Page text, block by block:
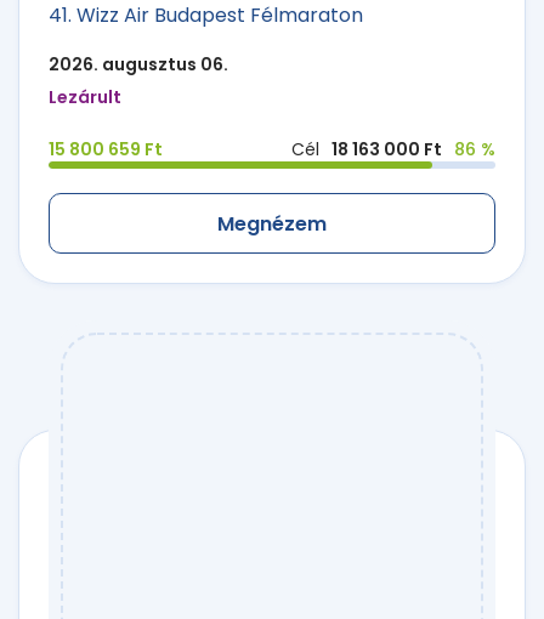
41. Wizz Air Budapest Félmaraton
2026. augusztus 06.
Lezárult
15 800 659 Ft Cél 18 163 000 Ft 86 %
Megnézem